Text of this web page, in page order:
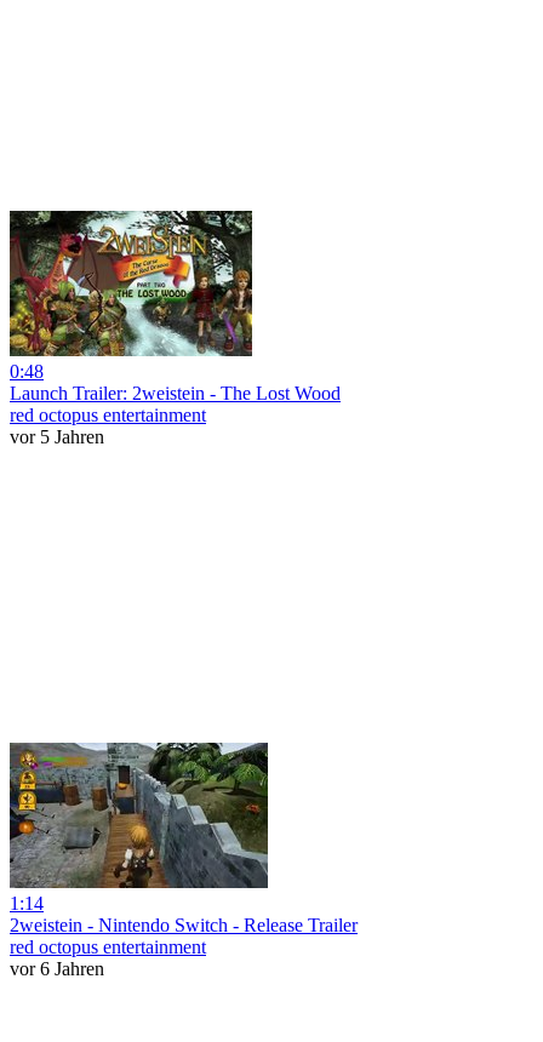
0:48
Launch Trailer: 2weistein - The Lost Wood
red octopus entertainment
vor 5 Jahren
1:14
2weistein - Nintendo Switch - Release Trailer
red octopus entertainment
vor 6 Jahren